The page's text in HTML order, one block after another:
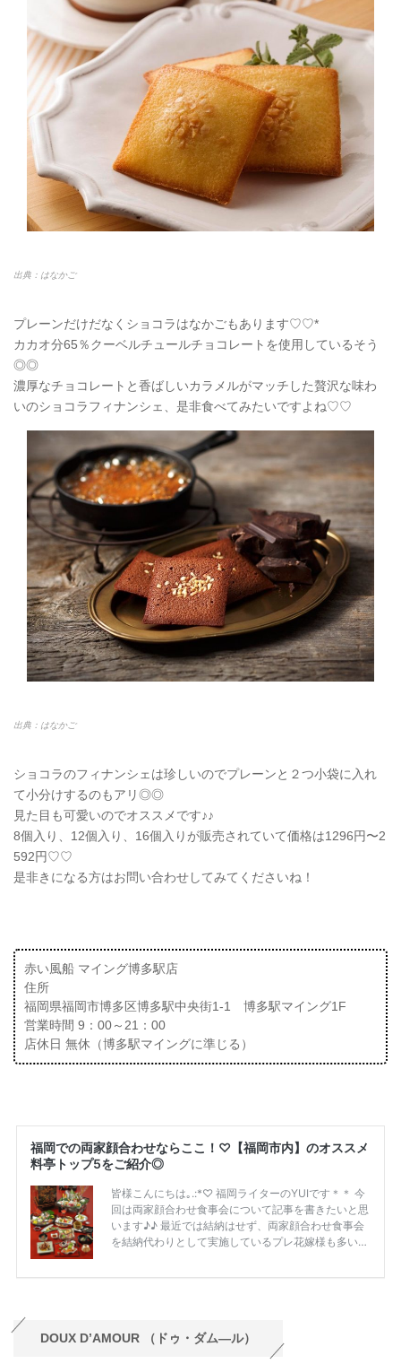
出典：はなかご
プレーンだけだなくショコラはなかごもあります♡♡*
カカオ分65％クーベルチュールチョコレートを使用しているそう
◎◎
濃厚なチョコレートと香ばしいカラメルがマッチした贅沢な味わ
いのショコラフィナンシェ、是非食べてみたいですよね♡♡
出典：はなかご
ショコラのフィナンシェは珍しいのでプレーンと２つ小袋に入れ
て小分けするのもアリ◎◎
見た目も可愛いのでオススメです♪♪
8個入り、12個入り、16個入りが販売されていて価格は1296円〜2
592円♡♡
是非きになる方はお問い合わせしてみてくださいね！
赤い風船 マイング博多駅店
住所
福岡県福岡市博多区博多駅中央街1-1 博多駅マイング1F
営業時間 9：00～21：00
店休日 無休（博多駅マイングに準じる）
DOUX D’AMOUR （ドゥ・ダム―ル）